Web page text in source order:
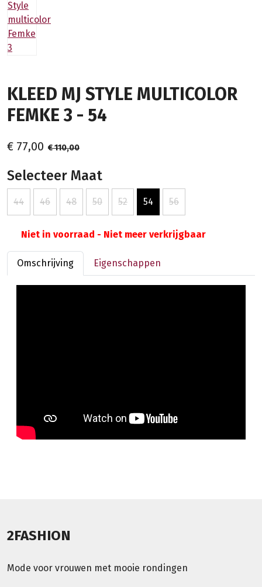
KLEED MJ STYLE MULTICOLOR
FEMKE 3 - 54
€ 77,00 € 110,00
Selecteer Maat
44 46 48 50 52 54 56
Niet in voorraad - Niet meer verkrijgbaar
Omschrijving Eigenschappen
2FASHION
Mode voor vrouwen met mooie rondingen